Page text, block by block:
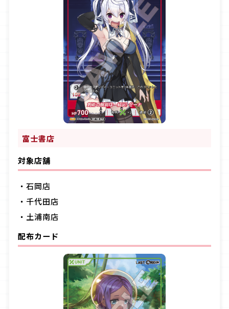
富士書店
対象店舗
・石岡店
・千代田店
・土浦南店
配布カード